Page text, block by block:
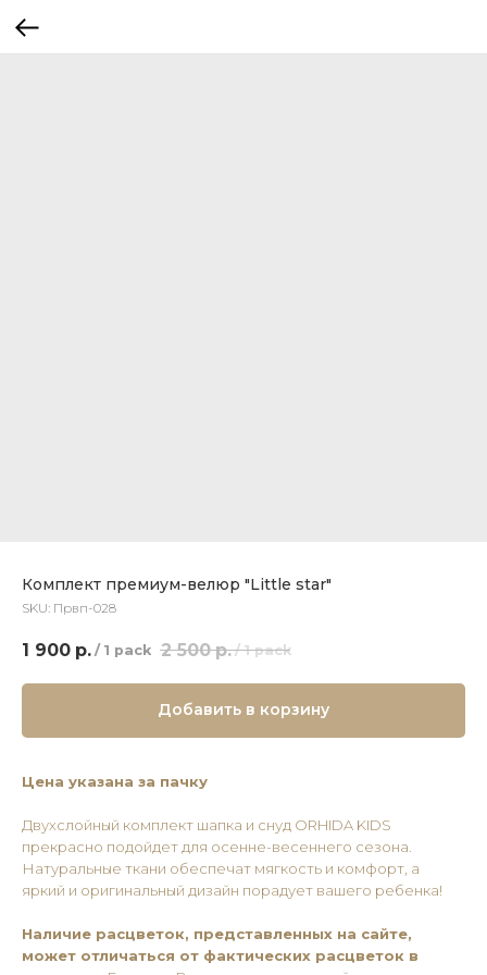
Комплект премиум-велюр "Little star"
SKU: Првп-028
1 900 р. / 1 pack 2 500 р. / 1 pack
Добавить в корзину
Цена указана за пачку
Двухслойный комплект шапка и снуд ORHIDA KIDS
прекрасно подойдет для осенне-весеннего сезона.
Натуральные ткани обеспечат мягкость и комфорт, а
яркий и оригинальный дизайн порадует вашего ребенка!
Наличие расцветок, представленных на сайте,
может отличаться от фактических расцветок в